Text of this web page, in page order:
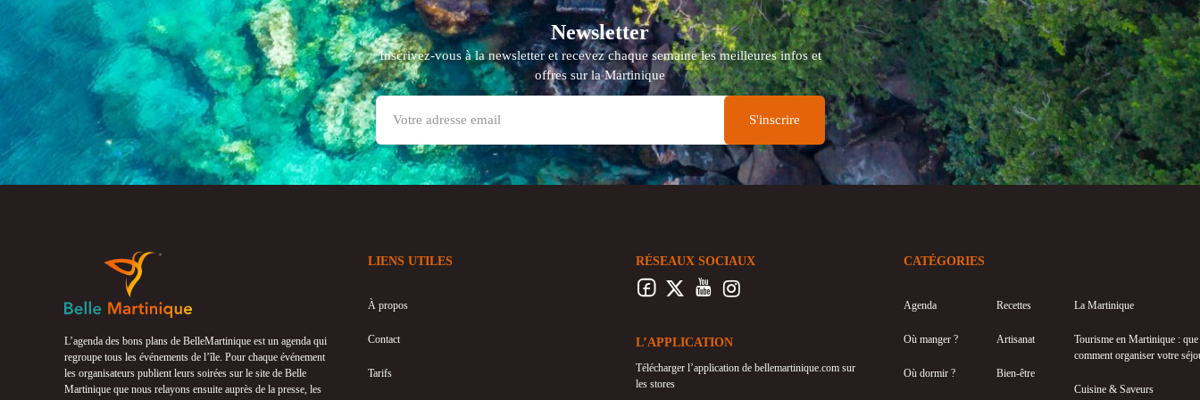
Newsletter
Inscrivez-vous à la newsletter et recevez chaque semaine les meilleures infos et
offres sur la Martinique
L’agenda des bons plans de BelleMartinique est un agenda qui
regroupe tous les événements de l’île. Pour chaque événement
les organisateurs publient leurs soirées sur le site de Belle
Martinique que nous relayons ensuite auprès de la presse, les
LIENS UTILES
À propos
Contact
Tarifs
RÉSEAUX SOCIAUX
L’APPLICATION
Télécharger l’application de bellemartinique.com sur
les stores
CATÉGORIES
Agenda
Où manger ?
Où dormir ?
Recettes
Artisanat
Bien-être
La Martinique
Tourisme en Martinique :
comment organiser votre
Cuisine & Saveurs